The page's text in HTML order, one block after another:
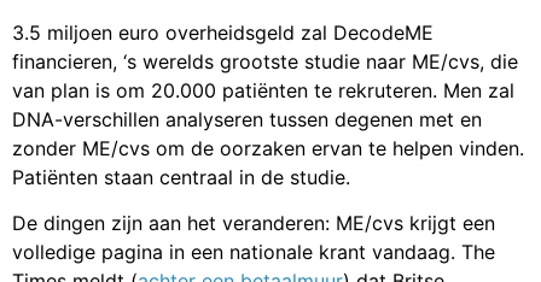
3.5 miljoen euro overheidsgeld zal DecodeME
financieren, ‘s werelds grootste studie naar ME/cvs, die
van plan is om 20.000 patiënten te rekruteren. Men zal
DNA-verschillen analyseren tussen degenen met en
zonder ME/cvs om de oorzaken ervan te helpen vinden.
Patiënten staan centraal in de studie.
De dingen zijn aan het veranderen: ME/cvs krijgt een
volledige pagina in een nationale krant vandaag. The